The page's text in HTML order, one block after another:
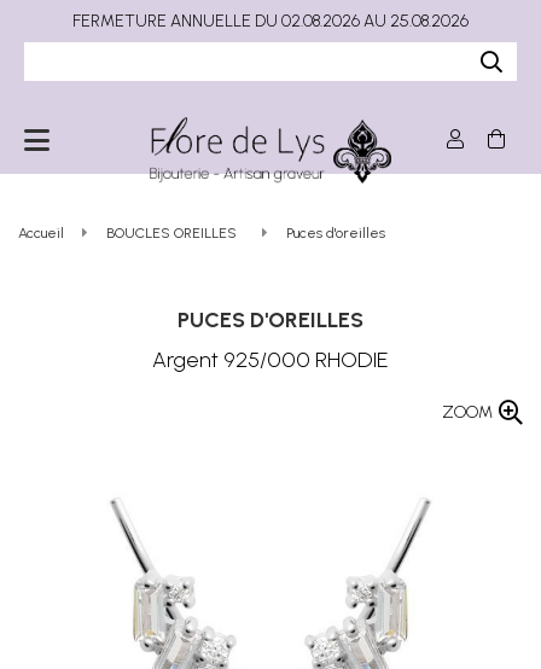
Accueil BOUCLES OREILLES Puces d'oreilles
PUCES D'OREILLES
Argent 925/000 RHODIE
ZOOM
FERMETURE ANNUELLE DU 02.08.2026 AU 25.08.2026